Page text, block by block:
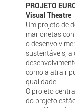
PROJETO
Visual Theatre
Um projeto de
marionetas
o
sustentáveis, a
como a atrair
qualidade.
O projeto
do projeto